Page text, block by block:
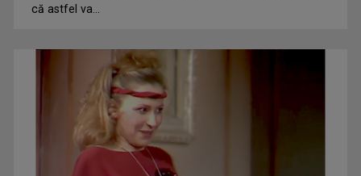
că astfel va...